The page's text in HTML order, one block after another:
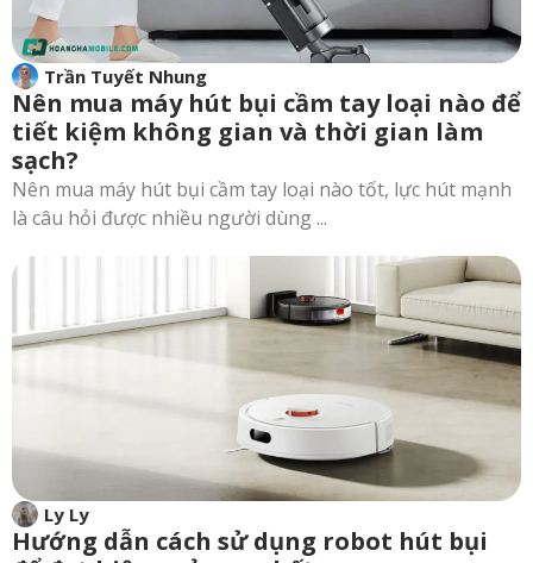
Trần Tuyết Nhung
Nên mua máy hút bụi cầm tay loại nào để
tiết kiệm không gian và thời gian làm
sạch?
Nên mua máy hút bụi cầm tay loại nào tốt, lực hút mạnh
là câu hỏi được nhiều người dùng ...
Ly Ly
Hướng dẫn cách sử dụng robot hút bụi